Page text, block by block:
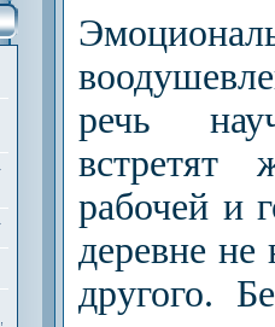
речь
встретят
рабочей и
деревне
другого.